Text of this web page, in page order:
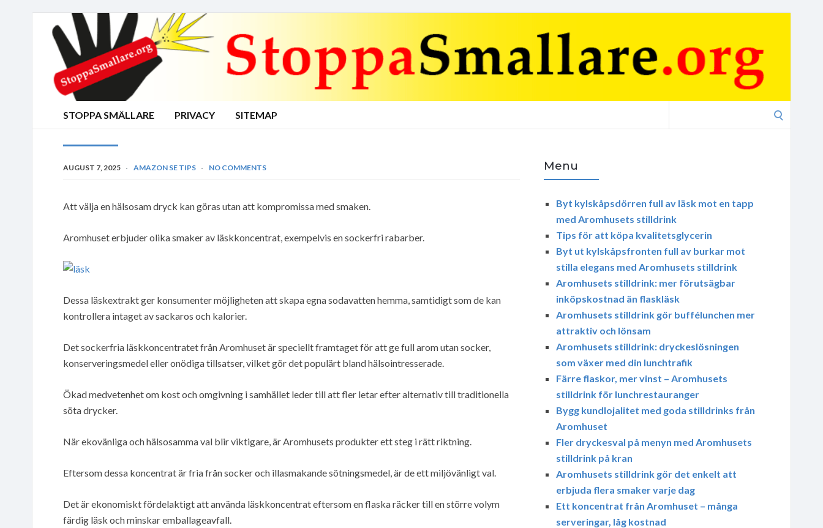
STOPPA SMÄLLARE PRIVACY SITEMAP
AUGUST 7, 2025 AMAZON SE TIPS NO COMMENTS
Att välja en hälsosam dryck kan göras utan att kompromissa med smaken.
Aromhuset erbjuder olika smaker av läskkoncentrat, exempelvis en sockerfri rabarber.
Dessa läskextrakt ger konsumenter möjligheten att skapa egna sodavatten hemma, samtidigt som de kan
kontrollera intaget av sackaros och kalorier.
Det sockerfria läskkoncentratet från Aromhuset är speciellt framtaget för att ge full arom utan socker,
konserveringsmedel eller onödiga tillsatser, vilket gör det populärt bland hälsointresserade.
Ökad medvetenhet om kost och omgivning i samhället leder till att fler letar efter alternativ till traditionella
söta drycker.
När ekovänliga och hälsosamma val blir viktigare, är Aromhusets produkter ett steg i rätt riktning.
Eftersom dessa koncentrat är fria från socker och illasmakande sötningsmedel, är de ett miljövänligt val.
Det är ekonomiskt fördelaktigt att använda läskkoncentrat eftersom en flaska räcker till en större volym
färdig läsk och minskar emballageavfall.
Menu
Byt kylskåpsdörren full av läsk mot en tapp
med Aromhusets stilldrink
Tips för att köpa kvalitetsglycerin
Byt ut kylskåpsfronten full av burkar mot
stilla elegans med Aromhusets stilldrink
Aromhusets stilldrink: mer förutsägbar
inköpskostnad än flaskläsk
Aromhusets stilldrink gör buffélunchen mer
attraktiv och lönsam
Aromhusets stilldrink: dryckeslösningen
som växer med din lunchtrafik
Färre flaskor, mer vinst – Aromhusets
stilldrink för lunchrestauranger
Bygg kundlojalitet med goda stilldrinks från
Aromhuset
Fler dryckesval på menyn med Aromhusets
stilldrink på kran
Aromhusets stilldrink gör det enkelt att
erbjuda flera smaker varje dag
Ett koncentrat från Aromhuset – många
serveringar, låg kostnad